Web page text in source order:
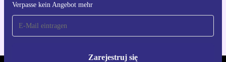
Verpasse kein Angebot mehr
Zarejestruj się
Dla iOS i Android